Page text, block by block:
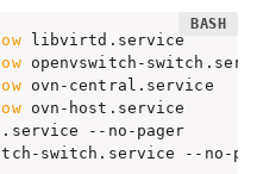
ovn-host.service
--no-pager
switch.service --no-